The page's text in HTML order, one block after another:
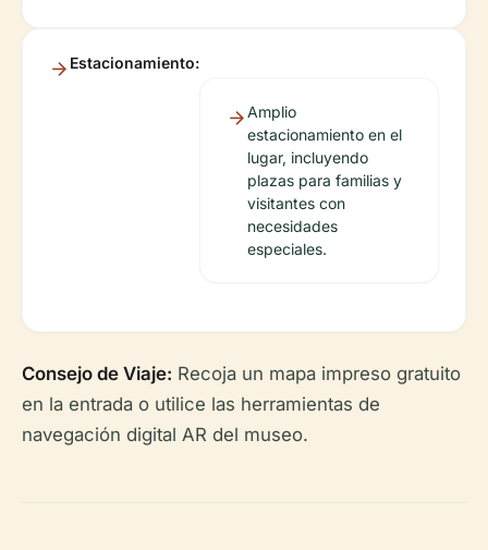
Estacionamiento:
Amplio
estacionamiento en el
lugar, incluyendo
plazas para familias y
visitantes con
necesidades
especiales.
Consejo de Viaje: Recoja un mapa impreso gratuito
en la entrada o utilice las herramientas de
navegación digital AR del museo.